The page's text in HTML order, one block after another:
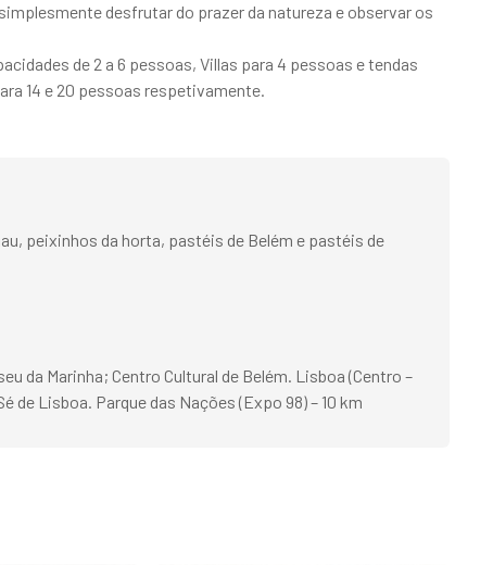
desfrutar do prazer da natureza e observar os
de 2 a 6 pessoas, Villas para 4 pessoas e tendas
14 e 20 pessoas respetivamente.
peixinhos da horta, pastéis de Belém e pastéis de
da Marinha; Centro Cultural de Belém. Lisboa (Centro –
Lisboa. Parque das Nações (Expo 98) – 10 km